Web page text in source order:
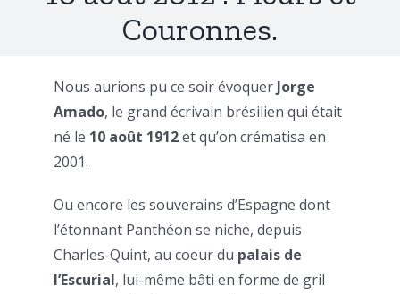
Couronnes.
Nous aurions pu ce soir évoquer Jorge
Amado, le grand écrivain brésilien qui était
né le 10 août 1912et qu’on crématisa en
2001.
Ou encore les souverains d’Espagne dont
l’étonnant Panthéon se niche, depuis
Charles-Quint, au coeur du palais de
l’Escurial, lui-même bâti en forme de gril